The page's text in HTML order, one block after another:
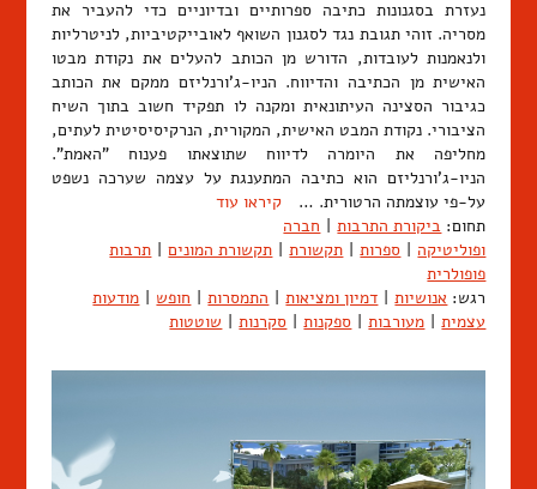
נעזרת בסגנונות כתיבה ספרותיים ובדיוניים כדי להעביר את
מסריה. זוהי תגובת נגד לסגנון השואף לאובייקטיביות, לניטרליות
ולנאמנות לעובדות, הדורש מן הכותב להעלים את נקודת מבטו
האישית מן הכתיבה והדיווח. הניו-ג'ורנליזם ממקם את הכותב
כגיבור הסצינה העיתונאית ומקנה לו תפקיד חשוב בתוך השיח
הציבורי. נקודת המבט האישית, המקורית, הנרקיסיסיטית לעתים,
מחליפה את היומרה לדיווח שתוצאתו פענוח "האמת".
הניו-ג'ורנליזם הוא כתיבה המתענגת על עצמה שערכה נשפט
על-פי עוצמתה הרטורית. … קיראו עוד
תחום: ביקורת התרבות | חברה
ופוליטיקה | ספרות | תקשורת | תקשורת המונים | תרבות
פופולרית
רגש: אנושיות | דמיון ומציאות | התמסרות | חופש | מודעות
עצמית | מעורבות | ספקנות | סקרנות | שוטטות